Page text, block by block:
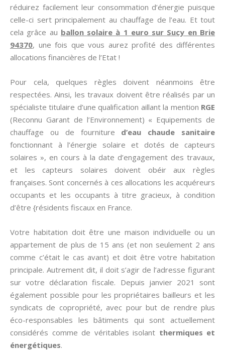
réduirez facilement leur consommation d’énergie puisque
celle-ci sert principalement au chauffage de l’eau. Et tout
cela grâce au ballon solaire à 1 euro sur Sucy en Brie
94370, une fois que vous aurez profité des différentes
allocations financières de l’Etat !
Pour cela, quelques règles doivent néanmoins être
respectées. Ainsi, les travaux doivent être réalisés par un
spécialiste titulaire d’une qualification aillant la mention RGE
(Reconnu Garant de l’Environnement) « Equipements de
chauffage ou de fourniture d’eau chaude sanitaire
fonctionnant à l’énergie solaire et dotés de capteurs
solaires », en cours à la date d’engagement des travaux,
et les capteurs solaires doivent obéir aux règles
françaises. Sont concernés à ces allocations les acquéreurs
occupants et les occupants à titre gracieux, à condition
d’être {résidents fiscaux en France.
Votre habitation doit être une maison individuelle ou un
appartement de plus de 15 ans (et non seulement 2 ans
comme c’était le cas avant) et doit être votre habitation
principale. Autrement dit, il doit s’agir de l’adresse figurant
sur votre déclaration fiscale. Depuis janvier 2021 sont
également possible pour les propriétaires bailleurs et les
syndicats de copropriété, avec pour but de rendre plus
éco-responsables les bâtiments qui sont actuellement
considérés comme de véritables isolant thermiques et
énergétiques.